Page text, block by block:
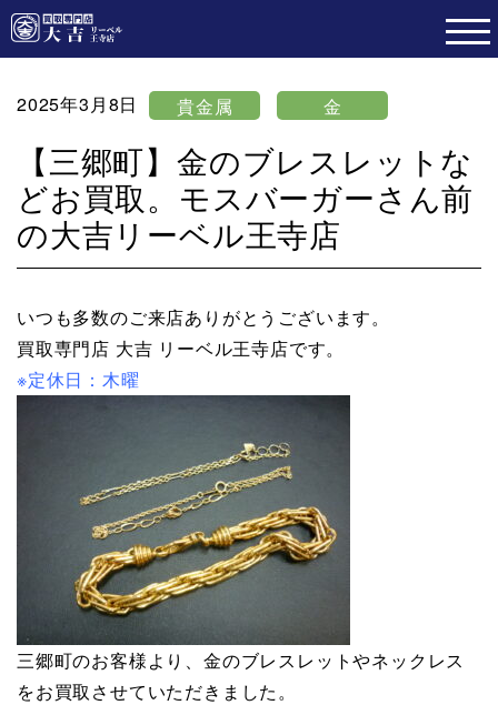
2025年3月8日 貴金属 金
【三郷町】金のブレスレットな
どお買取。モスバーガーさん前
の大吉リーベル王寺店
いつも多数のご来店ありがとうございます。
買取専門店 大吉 リーベル王寺店です。
※定休日：木曜
三郷町のお客様より、金のブレスレットやネックレス
をお買取させていただきました。